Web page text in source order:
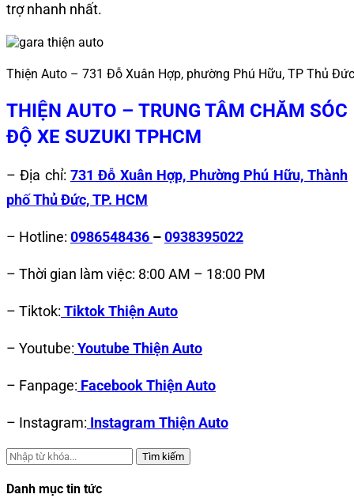
trợ nhanh nhất.
Thiện Auto – 731 Đỗ Xuân Hợp, phường Phú Hữu, TP Thủ Đức
THIỆN AUTO – TRUNG TÂM CHĂM SÓC
ĐỘ XE SUZUKI TPHCM
– Địa chỉ: 731 Đỗ Xuân Hợp, Phường Phú Hữu, Thành
phố Thủ Đức, TP. HCM
– Hotline: 0986548436 –0938395022
– Thời gian làm việc: 8:00 AM – 18:00 PM
– Tiktok: Tiktok Thiện Auto
– Youtube: Youtube Thiện Auto
– Fanpage: Facebook Thiện Auto
– Instagram: Instagram Thiện Auto
Tìm kiếm
Danh mục tin tức